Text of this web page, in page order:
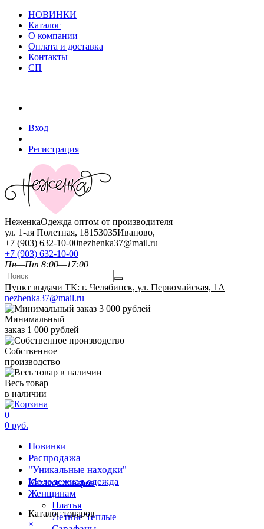
НОВИНКИ
Каталог
О компании
Оплата и доставка
Контакты
СП
Вход
Регистрация
НеженкаОдежда оптом от производителя
ул. 1-ая Полетная, 18153035Иваново,
+7 (903) 632-10-00nezhenka37@mail.ru
+7 (903) 632-10-00
Пн—Пт 8:00—17:00
Пункт выдачи ТК: г. Челябинск, ул. Первомайская, 1А
nezhenka37@mail.ru
Минимальный
заказ 1 000 рублей
Собственное
производство
Весь товар
в наличии
0
0 руб.
Новинки
Распродажа
"Уникальные находки"
Молодежная одежда
Женщинам
Платья
Летние Теплые
Каталог товаров
Каталог товаров
×